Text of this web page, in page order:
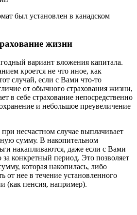
был установлен в канадском
жизни
вариант вложения капитала.
кроется не что иное, как
случай, если с Вами что-то
от обычного страхования жизни,
в себе страхование непосредственно
и небольшое преувеличение
при несчастном случае выплачивает
сумму. В накопительном
накапливаются, даже если с Вами
конкретный период. Это позволяет
которая накопилась, либо
от нее в течение установленного
(как пенсия, например).